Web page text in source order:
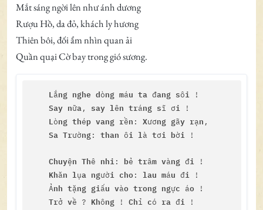
Mắt sáng ngời lên như ánh dương
Rượu Hồ, da đỏ, khách ly hương
Thiên bôi, đối ẩm nhìn quan ải
Quần quại Cờ bay trong gió sương.
Lắng nghe dòng máu ta đang sôi !
Say nữa, say lên tráng sĩ ơi !
Lòng thép vang rền : Xương gãy rạn ,
Sa Trường: than ôi là tơi bời !
Chuyện Thê nhi: bẻ trâm vàng đi !
Khăn lụa người cho : lau máu đi !
    Ả
nh tặng giấu vào trong ngực áo !
Trở về ? Không ! Chỉ có ra đi !